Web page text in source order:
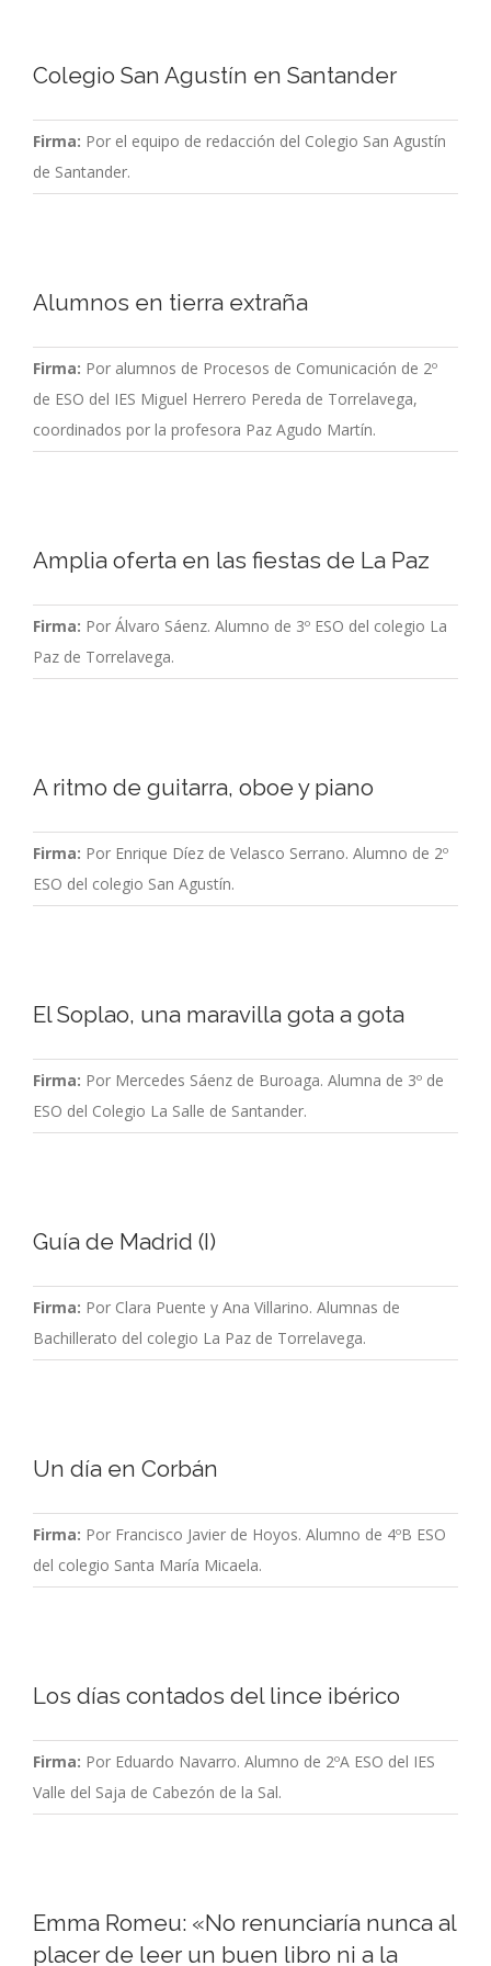
Colegio San Agustín en Santander
Firma: Por el equipo de redacción del Colegio San Agustín
de Santander.
Alumnos en tierra extraña
Firma: Por alumnos de Procesos de Comunicación de 2º
de ESO del IES Miguel Herrero Pereda de Torrelavega,
coordinados por la profesora Paz Agudo Martín.
Amplia oferta en las fiestas de La Paz
Firma: Por Álvaro Sáenz. Alumno de 3º ESO del colegio La
Paz de Torrelavega.
A ritmo de guitarra, oboe y piano
Firma: Por Enrique Díez de Velasco Serrano. Alumno de 2º
ESO del colegio San Agustín.
El Soplao, una maravilla gota a gota
Firma: Por Mercedes Sáenz de Buroaga. Alumna de 3º de
ESO del Colegio La Salle de Santander.
Guía de Madrid (I)
Firma: Por Clara Puente y Ana Villarino. Alumnas de
Bachillerato del colegio La Paz de Torrelavega.
Un día en Corbán
Firma: Por Francisco Javier de Hoyos. Alumno de 4ºB ESO
del colegio Santa María Micaela.
Los días contados del lince ibérico
Firma: Por Eduardo Navarro. Alumno de 2ºA ESO del IES
Valle del Saja de Cabezón de la Sal.
Emma Romeu: «No renunciaría nunca al
placer de leer un buen libro ni a la